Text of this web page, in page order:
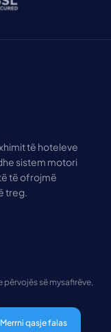
të hoteleve
sistem motori
të ofrojmë
treg.
së mysafirëve,
Merrni qasje falas